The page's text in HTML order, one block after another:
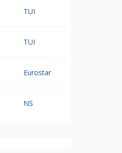
TUI
TUI
Eurostar
NS